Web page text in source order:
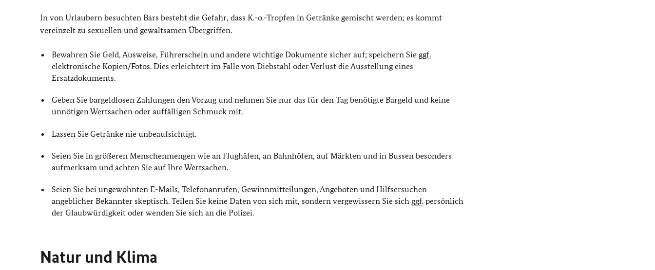
In von Urlaubern besuchten Bars besteht die Gefahr, dass K.-o.-Tropfen in Getränke gemischt werden; es kommt
vereinzelt zu sexuellen und gewaltsamen Übergriffen.
Bewahren Sie Geld, Ausweise, Führerschein und andere wichtige Dokumente sicher auf; speichern Sie ggf.
elektronische Kopien/Fotos. Dies erleichtert im Falle von Diebstahl oder Verlust die Ausstellung eines
Ersatzdokuments.
Geben Sie bargeldlosen Zahlungen den Vorzug und nehmen Sie nur das für den Tag benötigte Bargeld und keine
unnötigen Wertsachen oder auffälligen Schmuck mit.
Lassen Sie Getränke nie unbeaufsichtigt.
Seien Sie in größeren Menschenmengen wie an Flughäfen, an Bahnhöfen, auf Märkten und in Bussen besonders
aufmerksam und achten Sie auf Ihre Wertsachen.
Seien Sie bei ungewohnten E-Mails, Telefonanrufen, Gewinnmitteilungen, Angeboten und Hilfsersuchen
angeblicher Bekannter skeptisch. Teilen Sie keine Daten von sich mit, sondern vergewissern Sie sich ggf. persönlich
der Glaubwürdigkeit oder wenden Sie sich an die Polizei.
Natur und Klima